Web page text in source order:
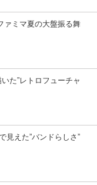
ァミマ夏の大盤振る舞
た”レトロフューチャ
見えた”バンドらしさ”